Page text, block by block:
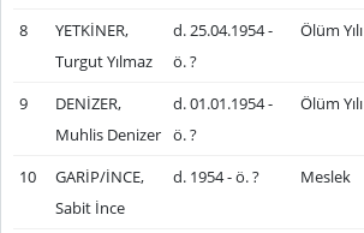
8
YETKİNER,
Turgut Yılmaz
d. 25.04.1954 -
ö. ?
Ölüm Yılı
9
DENİZER,
Muhlis Denizer
d. 01.01.1954 -
ö. ?
Ölüm Yılı
10
GARİP/İNCE,
Sabit İnce
d. 1954 - ö. ? Meslek